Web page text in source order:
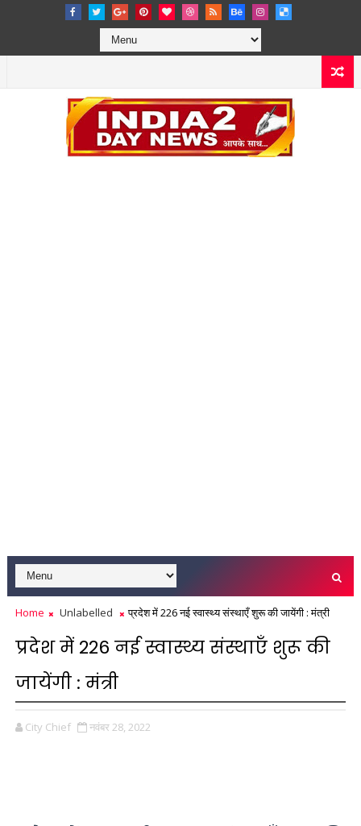
Home Unlabelled प्रदेश में 226 नई स्वास्थ्य संस्थाएँ शुरू की जायेंगी : मंत्री
प्रदेश में 226 नई स्वास्थ्य संस्थाएँ शुरू की
जायेंगी : मंत्री
City Chief नवंबर 28, 2022